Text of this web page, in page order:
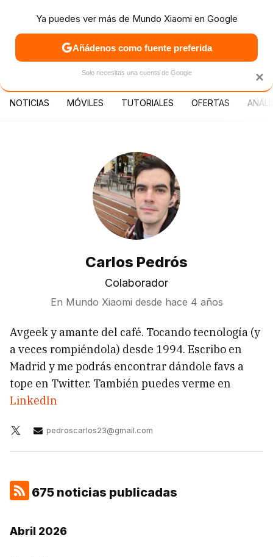
PATROCINA
MENÚ NUEVO
NOTICIAS MÓVILES TUTORIALES OFERTAS
Carlos Pedrós
Colaborador
En Mundo Xiaomi desde hace 4 años
Avgeek y amante del café. Tocando tecnología (y
a veces rompiéndola) desde 1994. Escribo en
Madrid y me podrás encontrar dándole favs a
tope en Twitter. También puedes verme en
LinkedIn
pedroscarlos23@gmail.com
675 noticias publicadas
Abril 2026
×
Ya puedes ver más de Mundo Xiaomi en Google
Añádenos como fuente preferida
Solo necesitas una cuenta de Google